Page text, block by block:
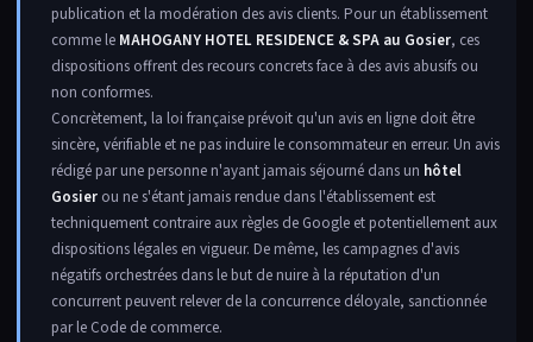
publication et la modération des avis clients. Pour un établissement
comme le MAHOGANY HOTEL RESIDENCE & SPA au Gosier, ces
dispositions offrent des recours concrets face à des avis abusifs ou
non conformes.
Concrètement, la loi française prévoit qu'un avis en ligne doit être
sincère, vérifiable et ne pas induire le consommateur en erreur. Un avis
rédigé par une personne n'ayant jamais séjourné dans un hôtel
Gosier ou ne s'étant jamais rendue dans l'établissement est
techniquement contraire aux règles de Google et potentiellement aux
dispositions légales en vigueur. De même, les campagnes d'avis
négatifs orchestrées dans le but de nuire à la réputation d'un
concurrent peuvent relever de la concurrence déloyale, sanctionnée
par le Code de commerce.